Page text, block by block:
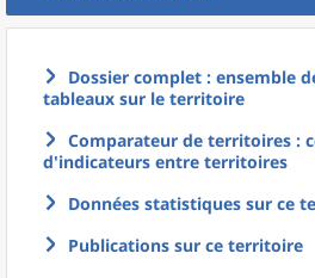
Dossier complet : ensemble
tableaux sur le territoire
Comparateur de territoires :
d'indicateurs entre territoires
Données statistiques sur ce
Publications sur ce territoire